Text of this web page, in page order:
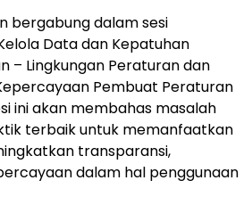
bergabung dalam sesi
Data dan Kepatuhan
– Lingkungan Peraturan dan
Pembuat Peraturan
ini akan membahas masalah
terbaik untuk memanfaatkan
transparansi,
dalam hal penggunaan